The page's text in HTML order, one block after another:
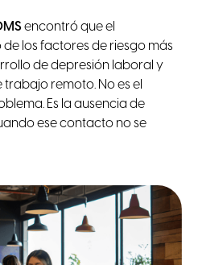
encontró que el
de los factores de riesgo más
de depresión laboral y
remoto. No es el
Es la ausencia de
ese contacto no se